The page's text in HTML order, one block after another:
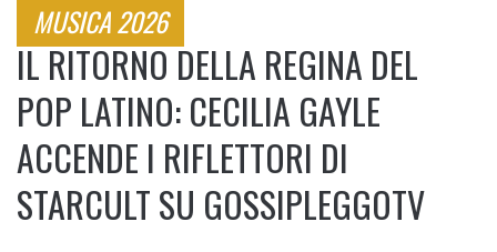
MUSICA 2026
IL RITORNO DELLA REGINA DEL
POP LATINO: CECILIA GAYLE
ACCENDE I RIFLETTORI DI
STARCULT SU GOSSIPLEGGOTV